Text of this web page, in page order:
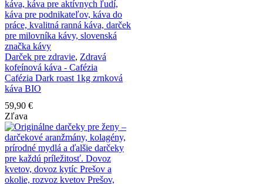
Darček pre zdravie, Zdravá
kofeínová káva - Cafézia
Cafézia Dark roast 1kg zrnková
káva BIO
59,90 €
Zľava